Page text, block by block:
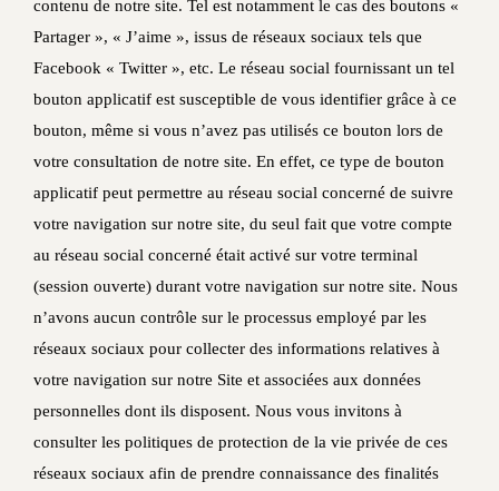
contenu de notre site. Tel est notamment le cas des boutons «
Partager », « J’aime », issus de réseaux sociaux tels que
Facebook « Twitter », etc. Le réseau social fournissant un tel
bouton applicatif est susceptible de vous identifier grâce à ce
bouton, même si vous n’avez pas utilisés ce bouton lors de
votre consultation de notre site. En effet, ce type de bouton
applicatif peut permettre au réseau social concerné de suivre
votre navigation sur notre site, du seul fait que votre compte
au réseau social concerné était activé sur votre terminal
(session ouverte) durant votre navigation sur notre site. Nous
n’avons aucun contrôle sur le processus employé par les
réseaux sociaux pour collecter des informations relatives à
votre navigation sur notre Site et associées aux données
personnelles dont ils disposent. Nous vous invitons à
consulter les politiques de protection de la vie privée de ces
réseaux sociaux afin de prendre connaissance des finalités